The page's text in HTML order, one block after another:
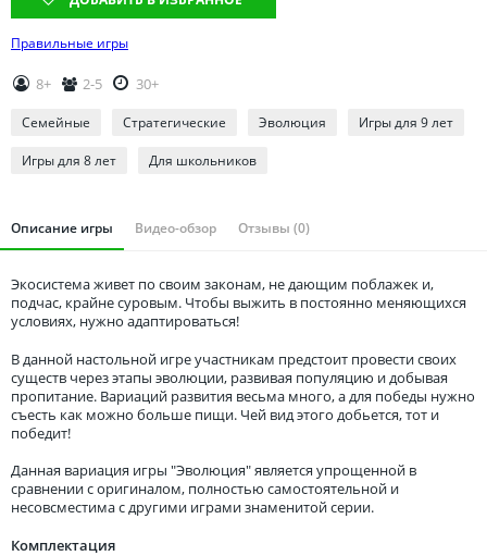
Томская область
Тюменская область
Правильные игры
8+ 2-5 30+
Семейные Стратегические Эволюция Игры для 9 лет
Игры для 8 лет Для школьников
Описание игры Видео-обзор Отзывы (0)
Экосистема живет по своим законам, не дающим поблажек и,
подчас, крайне суровым. Чтобы выжить в постоянно меняющихся
условиях, нужно адаптироваться!
В данной настольной игре участникам предстоит провести своих
существ через этапы эволюции, развивая популяцию и добывая
пропитание. Вариаций развития весьма много, а для победы нужно
съесть как можно больше пищи. Чей вид этого добьется, тот и
победит!
Данная вариация игры "Эволюция" является упрощенной в
сравнении с оригиналом, полностью самостоятельной и
несовсместима с другими играми знаменитой серии.
Комплектация